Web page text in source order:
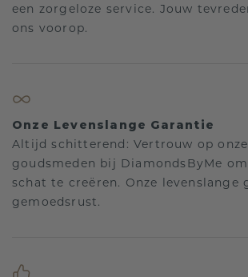
een zorgeloze service. Jouw
ons voorop.
Onze Levenslange Garantie
Altijd schitterend: Vertrouw op
goudsmeden bij DiamondsByMe
schat te creëren. Onze levenslange
gemoedsrust.